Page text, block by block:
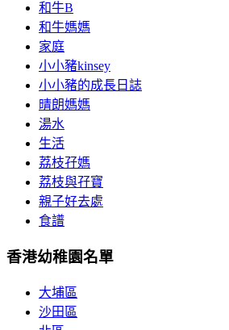
和牛B
和牛媽媽
家庭
小小豬kinsey
小小豬的成長日誌
晴朗媽媽
湯水
生活
荔枝孖媽
荔枝與孖寶
親子好去處
食譜
香港幼稚園名單
大埔區
沙田區